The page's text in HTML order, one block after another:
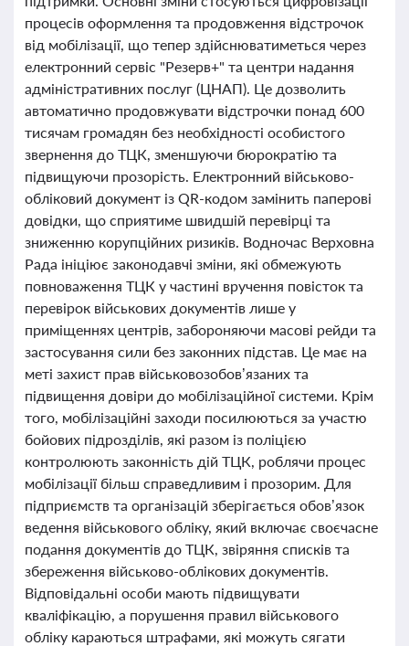
процесів оформлення та продовження відстрочок
від мобілізації, що тепер здійснюватиметься через
електронний сервіс "Резерв+" та центри надання
адміністративних послуг (ЦНАП). Це дозволить
автоматично продовжувати відстрочки понад 600
тисячам громадян без необхідності особистого
звернення до ТЦК, зменшуючи бюрократію та
підвищуючи прозорість. Електронний військово-
обліковий документ із QR-кодом замінить паперові
довідки, що сприятиме швидшій перевірці та
зниженню корупційних ризиків. Водночас Верховна
Рада ініціює законодавчі зміни, які обмежують
повноваження ТЦК у частині вручення повісток та
перевірок військових документів лише у
приміщеннях центрів, забороняючи масові рейди та
застосування сили без законних підстав. Це має на
меті захист прав військовозобов’язаних та
підвищення довіри до мобілізаційної системи. Крім
того, мобілізаційні заходи посилюються за участю
бойових підрозділів, які разом із поліцією
контролюють законність дій ТЦК, роблячи процес
мобілізації більш справедливим і прозорим. Для
підприємств та організацій зберігається обов’язок
ведення військового обліку, який включає своєчасне
подання документів до ТЦК, звіряння списків та
збереження військово-облікових документів.
Відповідальні особи мають підвищувати
кваліфікацію, а порушення правил військового
обліку караються штрафами, які можуть сягати